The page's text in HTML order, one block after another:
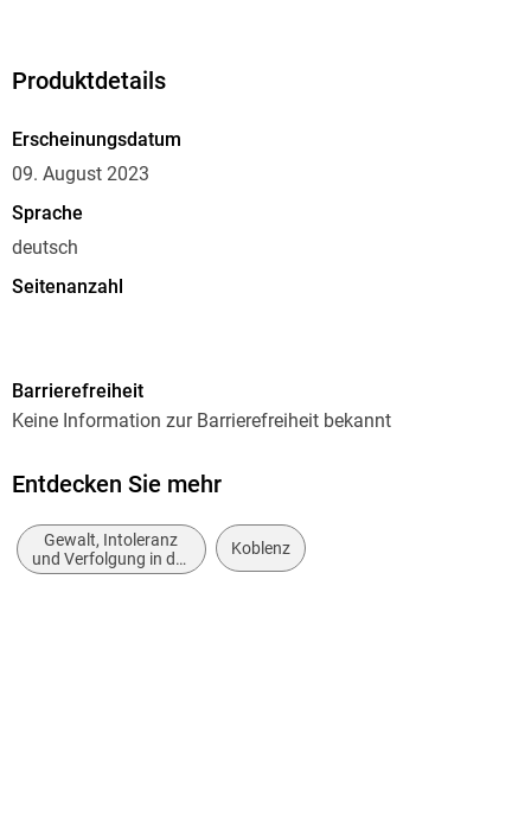
der NS-Euthanasie bis heute erschweren.
engagierte Erinnerung an die Verbrechen damals in Hadamar
und anderen sogenannten Tötungsanstalten. Und ein ganz
Produktdetails
Erscheinungsdatum
09. August 2023
Sprache
deutsch
Seitenanzahl
Heiner Feldhoff
Verlag/Hersteller
mit Wasserzeichen versehen
Family Sharing
Barrierefreiheit
Keine Information zur Barrierefreiheit bekannt
Entdecken Sie mehr
Gewalt, Intoleranz
und Verfolgung in der
Geschichte
Koblenz